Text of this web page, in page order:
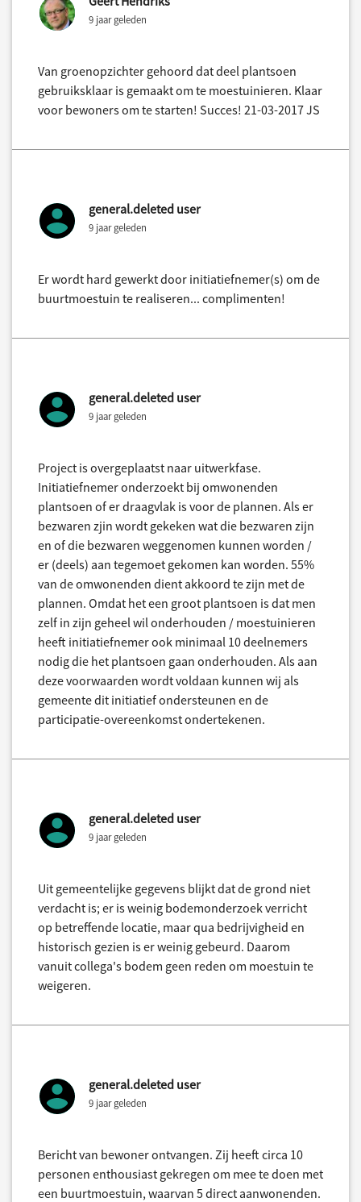
9 jaar geleden
Van groenopzichter gehoord dat deel plantsoen
gebruiksklaar is gemaakt om te moestuinieren. Klaar
voor bewoners om te starten! Succes! 21-03-2017 JS
general.deleted user
9 jaar geleden
Er wordt hard gewerkt door initiatiefnemer(s) om de
buurtmoestuin te realiseren... complimenten!
general.deleted user
9 jaar geleden
Project is overgeplaatst naar uitwerkfase.
Initiatiefnemer onderzoekt bij omwonenden
plantsoen of er draagvlak is voor de plannen. Als er
bezwaren zjin wordt gekeken wat die bezwaren zijn
en of die bezwaren weggenomen kunnen worden /
er (deels) aan tegemoet gekomen kan worden. 55%
van de omwonenden dient akkoord te zijn met de
plannen. Omdat het een groot plantsoen is dat men
zelf in zijn geheel wil onderhouden / moestuinieren
heeft initiatiefnemer ook minimaal 10 deelnemers
nodig die het plantsoen gaan onderhouden. Als aan
deze voorwaarden wordt voldaan kunnen wij als
gemeente dit initiatief ondersteunen en de
participatie-overeenkomst ondertekenen.
general.deleted user
9 jaar geleden
Uit gemeentelijke gegevens blijkt dat de grond niet
verdacht is; er is weinig bodemonderzoek verricht
op betreffende locatie, maar qua bedrijvigheid en
historisch gezien is er weinig gebeurd. Daarom
vanuit collega's bodem geen reden om moestuin te
weigeren.
general.deleted user
9 jaar geleden
Bericht van bewoner ontvangen. Zij heeft circa 10
personen enthousiast gekregen om mee te doen met
een buurtmoestuin, waarvan 5 direct aanwonenden.